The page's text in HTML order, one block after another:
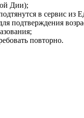
Дии);
в сервис
подтверждения
повторно.